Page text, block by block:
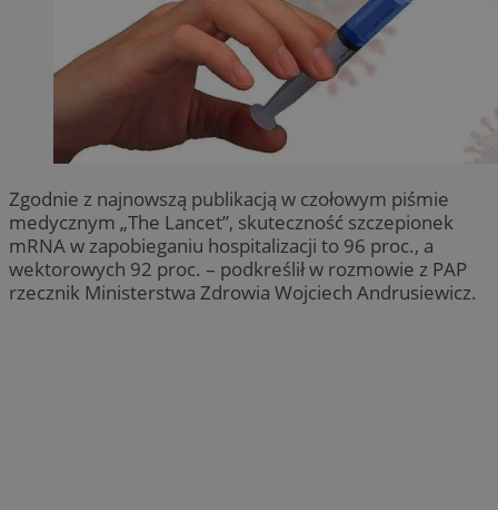
Zgodnie z najnowszą publikacją w czołowym piśmie
medycznym „The Lancet”, skuteczność szczepionek
mRNA w zapobieganiu hospitalizacji to 96 proc., a
wektorowych 92 proc. – podkreślił w rozmowie z PAP
rzecznik Ministerstwa Zdrowia Wojciech Andrusiewicz.